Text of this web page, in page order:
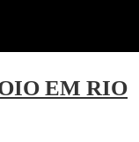
EM RIO